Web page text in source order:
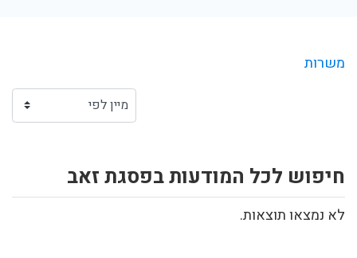
משרות
חיפוש לכל המודעות בפסגת זאב
לא נמצאו תוצאות.